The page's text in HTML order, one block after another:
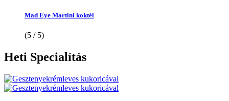
Mad Eye Martini koktél
(5 / 5)
Heti Specialítás